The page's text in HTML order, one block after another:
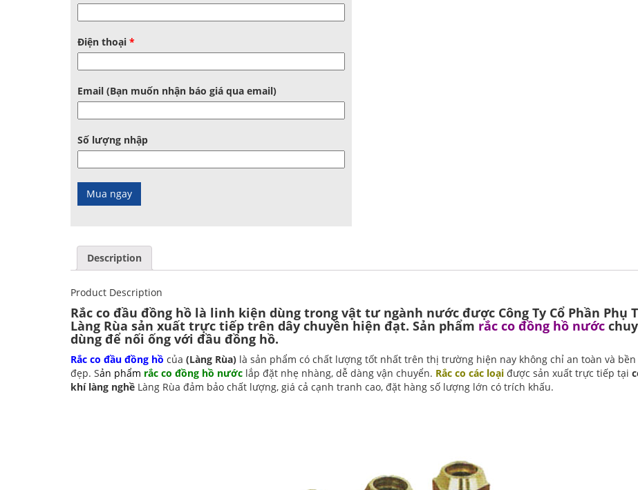
Điện thoại *
Email (Bạn muốn nhận báo giá qua email)
Số lượng nhập
Description
Product Description
Rắc co đầu đồng hồ là linh kiện dùng trong vật tư ngành nước được Công Ty Cổ Phần Phụ
Làng Rùa sản xuất trực tiếp trên dây chuyền hiện đạt. Sản phẩm rắc co đồng hồ nước
dùng để nối ống với đầu đồng hồ.
Rắc co đầu đồng hồ của (Làng Rùa) là sản phẩm có chất lượng tốt nhất trên thị trường hiện nay không chỉ an toàn và bền
đẹp. Sản phẩm rắc co đồng hồ nước lắp đặt nhẹ nhàng, dễ dàng vận chuyển. Rắc co các loại được sản xuất trực tiếp tại
khí làng nghề Làng Rùa đảm bảo chất lượng, giá cả cạnh tranh cao, đặt hàng số lượng lớn có trích khấu.